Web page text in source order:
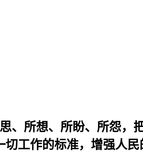
、所想、所盼、所怨，
工作的标准，增强人